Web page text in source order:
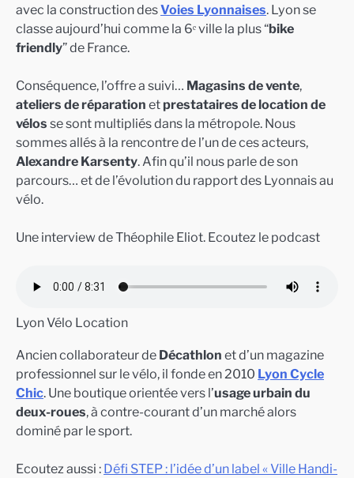
avec la construction desVoies Lyonnaises. Lyon se
classe aujourd’hui comme la 6ᵉ ville la plus “bike
friendly” de France.
Conséquence, l’offre a suivi… Magasins de vente,
ateliers de réparation et prestataires de location de
vélos se sont multipliés dans la métropole. Nous
sommes allés à la rencontre de l’un de ces acteurs,
Alexandre Karsenty. Afin qu’il nous parle de son
parcours… et de l’évolution du rapport des Lyonnais au
vélo.
Une interview de Théophile Eliot. Ecoutez le podcast
Lyon Vélo Location
Ancien collaborateur de Décathlon et d’un magazine
professionnel sur le vélo, il fonde en 2010 Lyon Cycle
Chic. Une boutique orientée vers l’usage urbain du
deux-roues, à contre-courant d’un marché alors
dominé par le sport.
Ecoutez aussi : Défi STEP : l’idée d’un label « Ville Handi-